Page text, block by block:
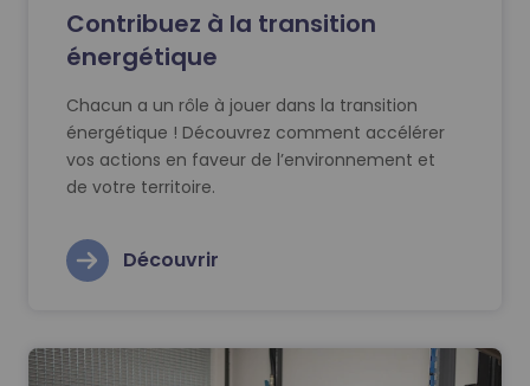
Contribuez à la transition
énergétique
Chacun a un rôle à jouer dans la transition
énergétique ! Découvrez comment accélérer
vos actions en faveur de l’environnement et
de votre territoire.
Découvrir